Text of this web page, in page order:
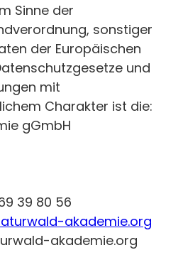
Sinne der
sonstiger
der Europäischen
und
mit
Charakter ist die:
gGmbH
39 80 56
akademie.org
akademie.org